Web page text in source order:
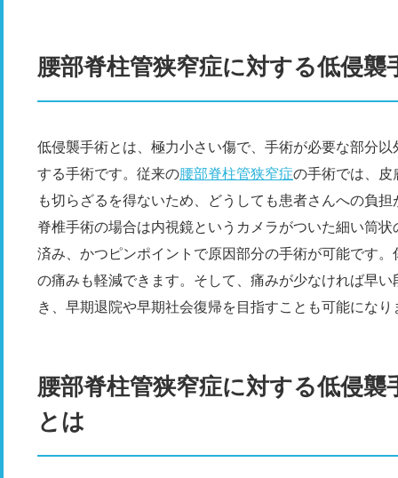
腰部脊柱管狭窄症に対する低侵襲
低侵襲手術とは、極力小さい傷で、手術が必要な部分
する手術です。従来の腰部脊柱管狭窄症の手術では、皮
も切らざるを得ないため、どうしても患者さんへの負
脊椎手術の場合は内視鏡というカメラがついた細い筒
済み、かつピンポイントで原因部分の手術が可能です
の痛みも軽減できます。そして、痛みが少なければ早
き、早期退院や早期社会復帰を目指すことも可能になり
腰部脊柱管狭窄症に対する低侵
とは